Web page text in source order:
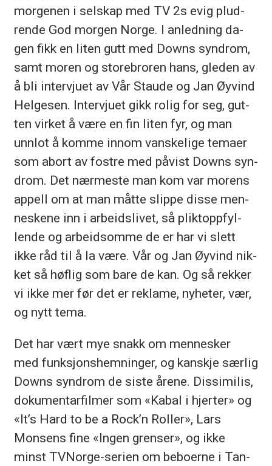
mor­ge­nen i sel­skap med TV 2s evig plud­
ren­de God mor­gen Nor­ge. I an­led­ning da­
gen fikk en li­ten gutt med Downs syn­drom,
samt mo­ren og sto­re­bro­ren hans, gle­den av
å bli in­ter­vju­et av Vår Stau­de og Jan Øy­vind
Hel­ge­sen. In­ter­vju­et gikk ro­lig for seg, gut­
ten vir­ket å være en fin li­ten fyr, og man
unn­lot å kom­me inn­om van­ske­li­ge te­ma­er
som abort av fost­re med på­vist Downs syn­
drom. Det nær­mes­te man kom var mo­rens
ap­pell om at man måt­te slip­pe dis­se men­
nes­ke­ne inn i ar­beids­li­vet, så plikt­opp­fyl­
len­de og ar­beid­som­me de er har vi slett
ikke råd til å la være. Vår og Jan Øy­vind nik­
ket så høf­lig som bare de kan. Og så rek­ker
vi ikke mer før det er re­kla­me, ny­he­ter, vær,
og nytt tema.
Det har vært mye snakk om men­nes­ker
med funk­sjons­hem­nin­ger, og kan­skje sær­lig
Downs syn­drom de sis­te åre­ne. Dis­si­mi­lis,
do­ku­men­tar­fil­mer som «Ka­bal i hjer­ter» og
«It’s Hard to be a Rock’n Rol­ler», Lars
Monsens fine «In­gen gren­ser», og ikke
minst TVNorge-se­ri­en om be­bo­er­ne i Tan­